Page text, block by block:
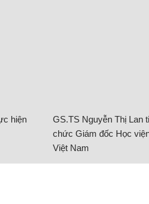
hiện
GS.TS Nguyễn Thị Lan
chức Giám đốc Học
Việt Nam